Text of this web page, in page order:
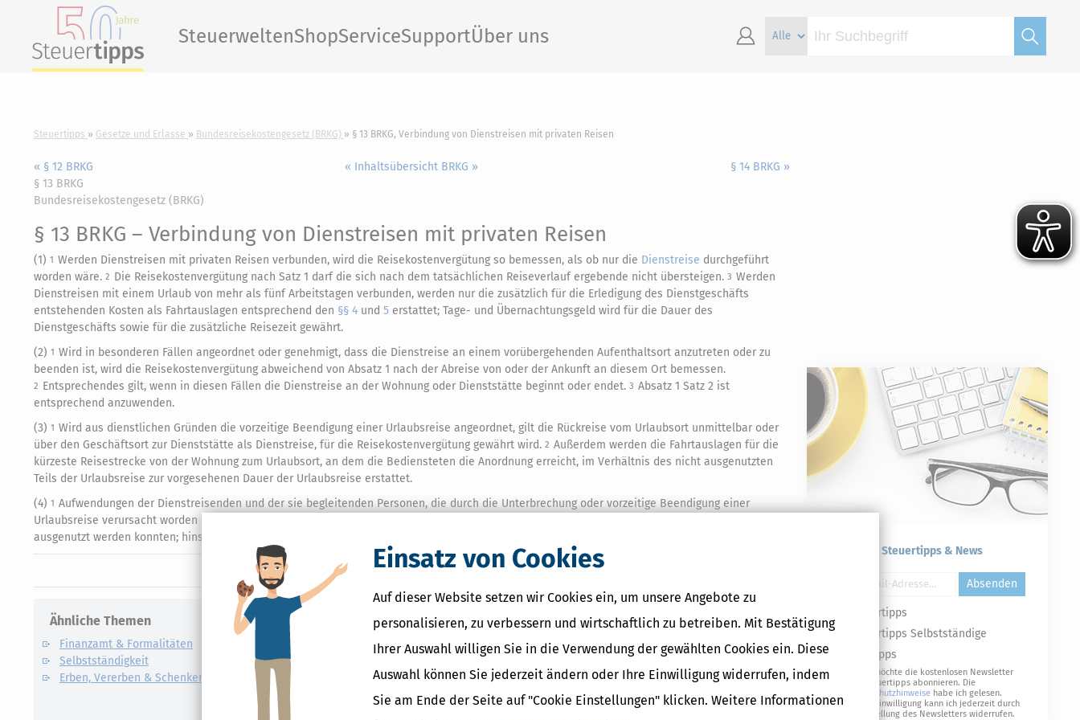
Einsatz von Cookies
Auf dieser Website setzen wir Cookies ein, um unsere Angebote zu
personalisieren, zu verbessern und wirtschaftlich zu betreiben. Mit Bestätigung
Ihrer Auswahl willigen Sie in die Verwendung der gewählten Cookies ein. Diese
Auswahl können Sie jederzeit ändern oder Ihre Einwilligung widerrufen, indem
Sie am Ende der Seite auf "Cookie Einstellungen" klicken. Weitere Informationen
SteuerweltenShopServiceSupportÜber uns
Steuertipps Gesetze und Erlasse Bundesreisekostengesetz (BRKG) § 13 BRKG, Verbindung von Dienstreisen mit privaten Reisen
« § 12 BRKG « Inhaltsübersicht BRKG »
§ 14 BRKG »
§ 13 BRKG
Bundesreisekostengesetz (BRKG)
§ 13 BRKG – Verbindung von Dienstreisen mit privaten Reisen
(1) 1 Werden Dienstreisen mit privaten Reisen verbunden, wird die Reisekostenvergütung so bemessen, als ob nur die Dienstreise durchgeführt
worden wäre. 2 Die Reisekostenvergütung nach Satz 1 darf die sich nach dem tatsächlichen Reiseverlauf ergebende nicht übersteigen. 3 Werden
Dienstreisen mit einem Urlaub von mehr als fünf Arbeitstagen verbunden, werden nur die zusätzlich für die Erledigung des Dienstgeschäfts
entstehenden Kosten als Fahrtauslagen entsprechend den §§ 4 und 5 erstattet; Tage- und Übernachtungsgeld wird für die Dauer des
Dienstgeschäfts sowie für die zusätzliche Reisezeit gewährt.
(2) 1 Wird in besonderen Fällen angeordnet oder genehmigt, dass die Dienstreise an einem vorübergehenden Aufenthaltsort anzutreten oder zu
beenden ist, wird die Reisekostenvergütung abweichend von Absatz 1 nach der Abreise von oder der Ankunft an diesem Ort bemessen.
2 Entsprechendes gilt, wenn in diesen Fällen die Dienstreise an der Wohnung oder Dienststätte beginnt oder endet. 3 Absatz 1 Satz 2 ist
entsprechend anzuwenden.
(3) 1 Wird aus dienstlichen Gründen die vorzeitige Beendigung einer Urlaubsreise angeordnet, gilt die Rückreise vom Urlaubsort unmittelbar oder
über den Geschäftsort zur Dienststätte als Dienstreise, für die Reisekostenvergütung gewährt wird. 2 Außerdem werden die Fahrtauslagen für die
kürzeste Reisestrecke von der Wohnung zum Urlaubsort, an dem die Bediensteten die Anordnung erreicht, im Verhältnis des nicht ausgenutzten
Teils der Urlaubsreise zur vorgesehenen Dauer der Urlaubsreise erstattet.
(4) 1 Aufwendungen der Dienstreisenden und der sie begleitenden Personen, die durch die Unterbrechung oder vorzeitige Beendigung einer
Urlaubsreise verursacht worden sind, werden in angemessenem Umfang erstattet.
ausgenutzt werden konnten; hinsichtlich der Erstattung von Aufwendungen für die Hin- und Rückfahrt ist Absatz 3 Satz 2 sinngemäß anzuwenden.
Ähnliche Themen
Finanzamt & Formalitäten
Selbstständigkeit
Erben, Vererben & Schenken
Verwandte Lexikon-Begriffe
Kapitalertragsteuer Freibetrag -
CO2-Steuer - Was ist das?
Kapitalertragsteuer - Definition und
Kostenlose Steuertipps & News
Absenden
Steuertipps
Steuertipps Selbstständige
Geldtipps
Ja, ich möchte die kostenlosen Newsletter
von Steuertipps abonnieren. Die
Datenschutzhinweise habe ich gelesen.
Meine Einwilligung kann ich jederzeit durch
Abbestellung des Newsletters widerrufen.